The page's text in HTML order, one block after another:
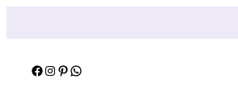
contenido
Facebook Instagram Pinterest WhatsApp